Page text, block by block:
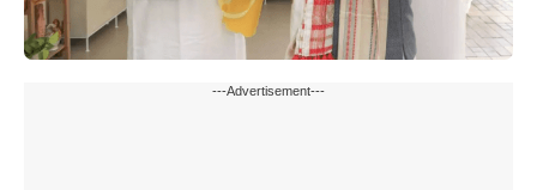
---Advertisement---